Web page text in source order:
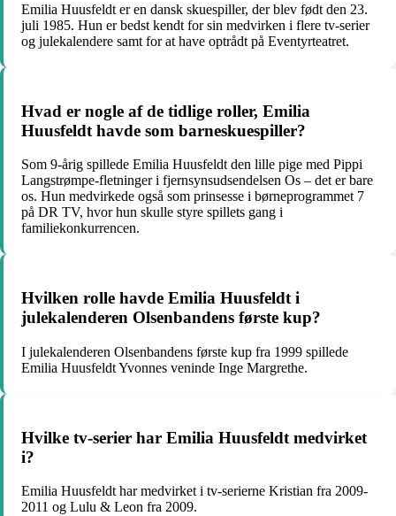
Emilia Huusfeldt er en dansk skuespiller, der blev født den 23.
juli 1985. Hun er bedst kendt for sin medvirken i flere tv-serier
og julekalendere samt for at have optrådt på Eventyrteatret.
Hvad er nogle af de tidlige roller, Emilia
Huusfeldt havde som barneskuespiller?
Som 9-årig spillede Emilia Huusfeldt den lille pige med Pippi
Langstrømpe-fletninger i fjernsynsudsendelsen Os – det er bare
os. Hun medvirkede også som prinsesse i børneprogrammet 7
på DR TV, hvor hun skulle styre spillets gang i
familiekonkurrencen.
Hvilken rolle havde Emilia Huusfeldt i
julekalenderen Olsenbandens første kup?
I julekalenderen Olsenbandens første kup fra 1999 spillede
Emilia Huusfeldt Yvonnes veninde Inge Margrethe.
Hvilke tv-serier har Emilia Huusfeldt medvirket
i?
Emilia Huusfeldt har medvirket i tv-serierne Kristian fra 2009-
2011 og Lulu & Leon fra 2009.